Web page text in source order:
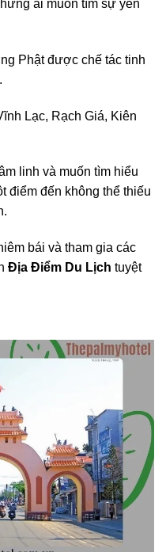
ai muốn tìm sự yên
Phật được chế tác tinh
Lạc, Rạch Giá, Kiên
linh và muốn tìm hiểu
điểm đến không thể thiếu
bái và tham gia các
Địa Điểm Du Lịch tuyệt